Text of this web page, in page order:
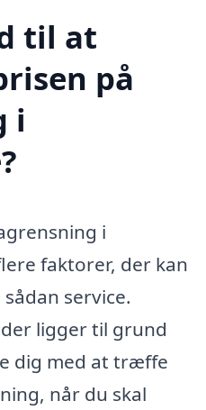
til at
på
i
i
faktorer, der kan
service.
ligger til grund
dig med at træffe
når du skal